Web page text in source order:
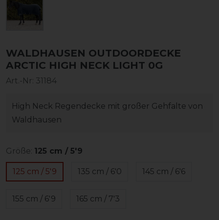
WALDHAUSEN OUTDOORDECKE
ARCTIC HIGH NECK LIGHT 0G
Art.-Nr: 31184
High Neck Regendecke mit großer Gehfalte von
Waldhausen
Größe: 125 cm / 5'9
125 cm / 5'9 135 cm / 6'0 145 cm / 6'6
155 cm / 6'9 165 cm / 7'3